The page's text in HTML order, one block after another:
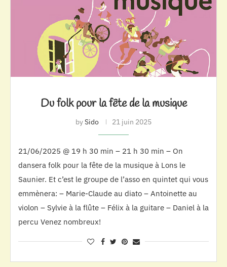
Du folk pour la fête de la musique
bySido 21 juin 2025
21/06/2025 @ 19 h 30 min – 21 h 30 min – On
dansera folk pour la fête de la musique à Lons le
Saunier. Et c’est le groupe de l’asso en quintet qui vous
emmènera: – Marie-Claude au diato – Antoinette au
violon – Sylvie à la flûte – Félix à la guitare – Daniel à la
percu Venez nombreux!